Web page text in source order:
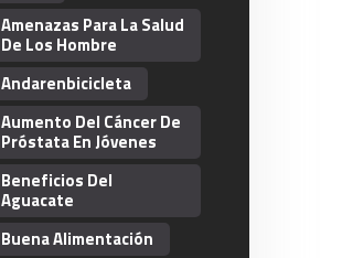
Amenazas Para La Salud
De Los Hombre
Andarenbicicleta
Aumento Del Cáncer De
Próstata En Jóvenes
Beneficios Del
Aguacate
Buena Alimentación